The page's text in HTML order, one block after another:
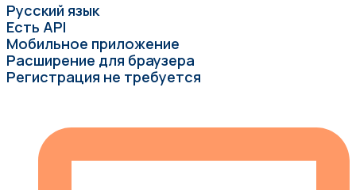
Русский язык
Есть API
Мобильное приложение
Расширение для браузера
Регистрация не требуется